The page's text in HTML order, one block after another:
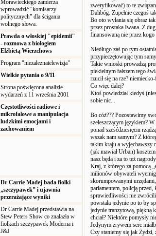
Morawieckiego zamierza
wprowadzić "komisarzy
politycznych" dla ścigania
wolnego słowa.
Prawda o włoskiej "epidemii"
- rozmowa z biologiem
Elżbietą Wierzchows
Program "niezaleznatelewizja"
Wielkie pytania o 9/11
Strona poświęcona analizie
wydarzeń z 11 września 2001
Częstotliwości radiowe i
mikrofalowe a manipulacja
ludzkimi emocjami i
zachowaniem
Dr Carrie Madej bada fiolki
„szczypawek” i ujawnia
przerażające wyniki
Dr Carrie Madej przedstawia na
Stew Peters Show co znalazła w
fiolkach szczypawek Moderna i
J&J
zweryfikować) to te
Dalibóg. Zupełnie czegoś
Bo oto wyłania się obraz
przez prostaka Iwana. Z
finansowaną nie przez
Niedługo zaś po tym
przypieczętowując tym
Takie wnioski prowadzą
piekielnym fałszem tego
rzucił się na rze?
Co więc dalej?
Ktoś powiedział kiedyś
sobie nic...
Bo cóż??? Pozostawimy
szeleszczącym językiem?
ponad sześćdziesięciu
wszak nam samym? Z
takim kraju a wyjechawszy
(jak mawiał Urban)
nasz będą i za to też
Kraj, z którego za pomocą
milionów obywateli
skorumpowanymi
parlamentem, policją przed,
sprawiedliwości nie
powstała jedynie po to by
jedynie tranzytową, piękną
chciał? Niektóre pomysły
Jedynym zrywem serc
Czy staniemy się jak Żydzi,